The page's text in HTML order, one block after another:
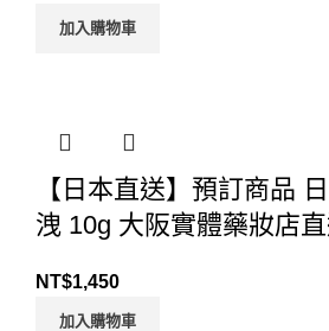
加入購物車
【日本直送】預訂商品
洩 10g 大阪實體藥妝店
NT$1,450
加入購物車